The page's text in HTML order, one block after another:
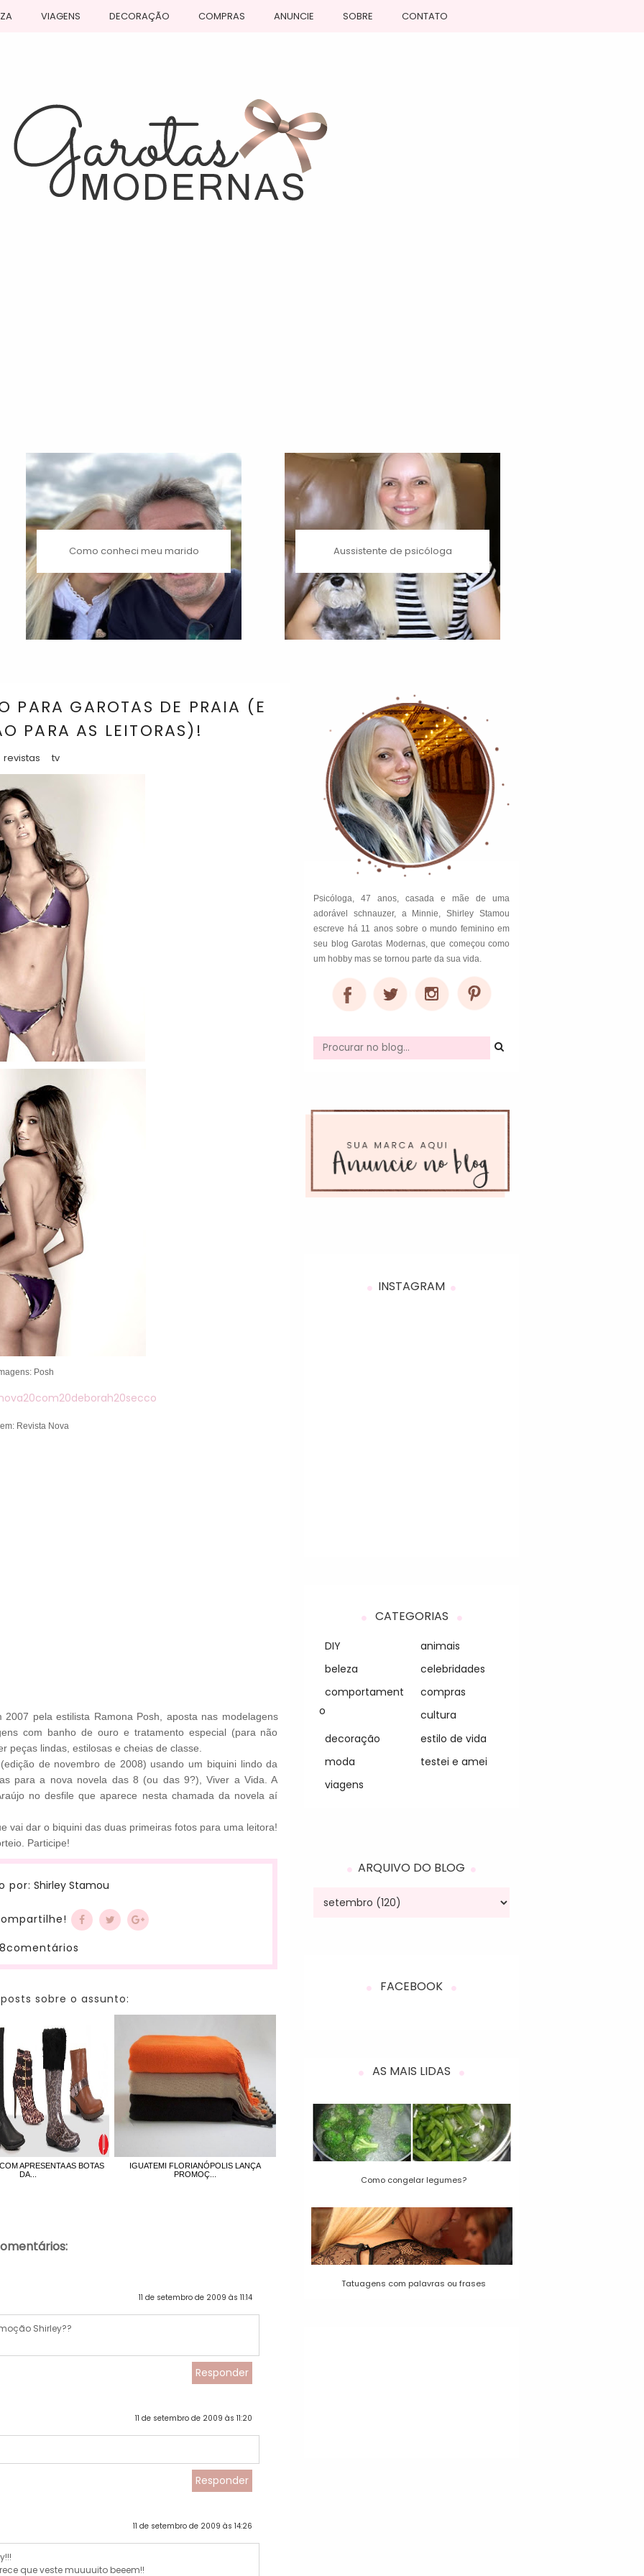
VIAGENS DECORAÇÃO COMPRAS ANUNCIE SOBRE CONTATO
Como conheci meu marido Aussistente de psicóloga
PARA GAROTAS DE PRAIA (E
PARA AS LEITORAS)!
revistas tv
Posh
Revista Nova
pela estilista Ramona Posh, aposta nas modelagens
com banho de ouro e tratamento especial (para não
peças lindas, estilosas e cheias de classe.
de novembro de 2008) usando um biquini lindo da
para a nova novela das 8 (ou das 9?), Viver a Vida. A
no desfile que aparece nesta chamada da novela aí
vai dar o biquini das duas primeiras fotos para uma leitora!
Participe!
por: Shirley Stamou
sobre o assunto:
APRESENTA AS BOTAS
DA...
IGUATEMI FLORIANÓPOLIS LANÇA
PROMOÇ...
11 de setembro de 2009 às 11:14
Shirley??
Responder
11 de setembro de 2009 às 11:20
Responder
11 de setembro de 2009 às 14:26
que veste muuuuito beeem!!
Psicóloga, 47 anos, casada e mãe de uma
adorável schnauzer, a Minnie, Shirley Stamou
escreve há 11 anos sobre o mundo feminino em
seu blog Garotas Modernas, que começou como
um hobby mas se tornou parte da sua vida.
INSTAGRAM
CATEGORIAS
DIY
animais
beleza
celebridades
comportament
o
compras
cultura
decoração
estilo de vida
moda
testei e amei
viagens
ARQUIVO DO BLOG
FACEBOOK
AS MAIS LIDAS
Como congelar legumes?
Tatuagens com palavras ou frases